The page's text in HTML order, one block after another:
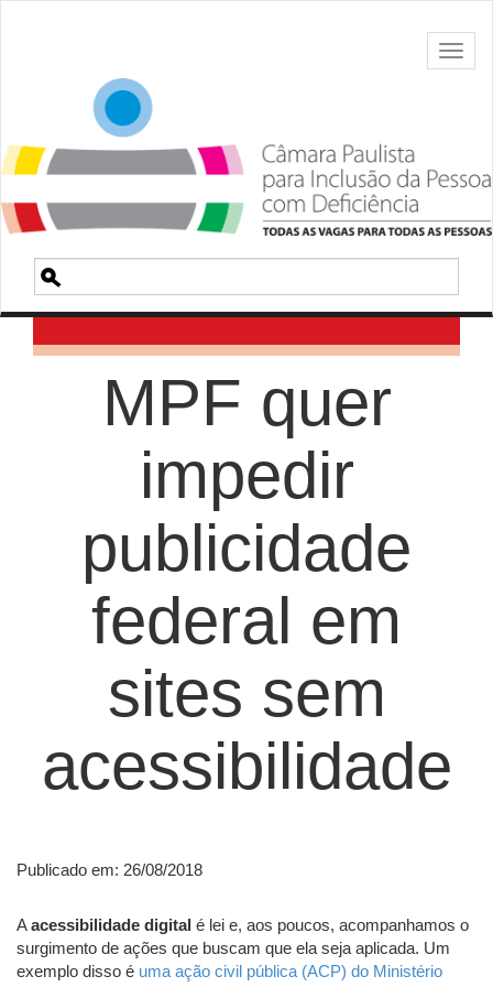
Pesquisa
MPF quer
impedir
publicidade
federal em
sites sem
acessibilidade
Publicado em: 26/08/2018
Aacessibilidade digital é lei e, aos poucos, acompanhamos o
surgimento de ações que buscam que ela seja aplicada. Um
exemplo disso é uma ação civil pública (ACP) do Ministério